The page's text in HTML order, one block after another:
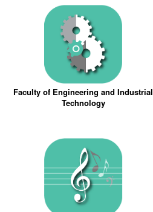
Faculty of Engineering and Industrial
Technology